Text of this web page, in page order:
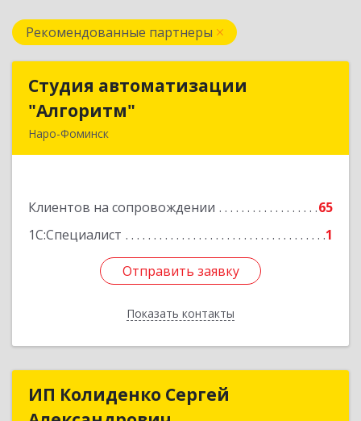
Рекомендованные партнеры
Студия автоматизации
"Алгоритм"
Наро-Фоминск
Клиентов на сопровождении
65
1С:Специалист
1
Отправить заявку
Показать контакты
Студия автоматизации
Подробнее
Отправить заявку
Назад
ИП Колиденко СергейИП Колиденко Сергей